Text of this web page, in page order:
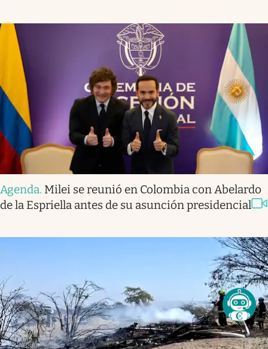
Agenda. Milei se reunió en Colombia con Abelardo
de la Espriella antes de su asunción presidencial